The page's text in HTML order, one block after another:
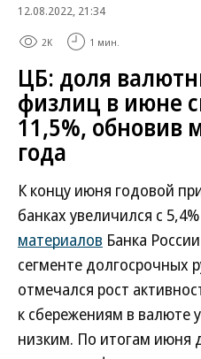
12.08.2022, 21:34
2K 1 мин.
ЦБ: доля
физлиц в июне
11,5%, обновив
года
К концу июня годовой
банках увеличился с
материалов Банка
сегменте долгосрочных
отмечался рост
к сбережениям в валюте
низким. По итогам июня